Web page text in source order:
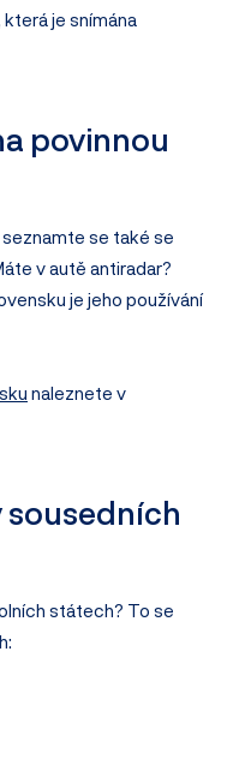
je snímána
povinnou
se také se
v autě antiradar?
je jeho používání
naleznete v
sousedních
státech? To se